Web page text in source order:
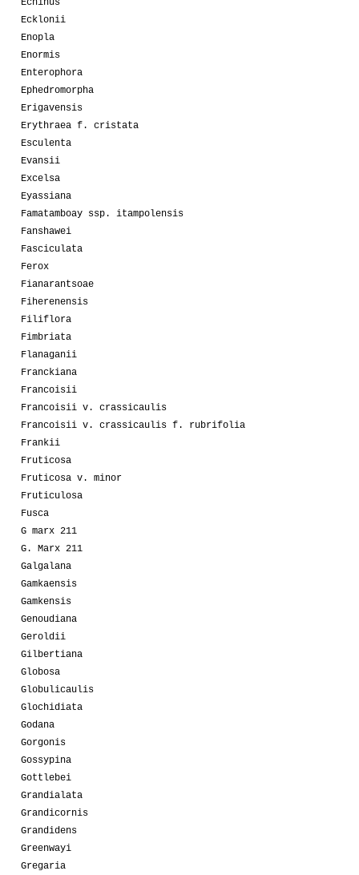
Echinus
Ecklonii
Enopla
Enormis
Enterophora
Ephedromorpha
Erigavensis
Erythraea f. cristata
Esculenta
Evansii
Excelsa
Eyassiana
Famatamboay ssp. itampolensis
Fanshawei
Fasciculata
Ferox
Fianarantsoae
Fiherenensis
Filiflora
Fimbriata
Flanaganii
Franckiana
Francoisii
Francoisii v. crassicaulis
Francoisii v. crassicaulis f. rubrifolia
Frankii
Fruticosa
Fruticosa v. minor
Fruticulosa
Fusca
G marx 211
G. Marx 211
Galgalana
Gamkaensis
Gamkensis
Genoudiana
Geroldii
Gilbertiana
Globosa
Globulicaulis
Glochidiata
Godana
Gorgonis
Gossypina
Gottlebei
Grandialata
Grandicornis
Grandidens
Greenwayi
Gregaria